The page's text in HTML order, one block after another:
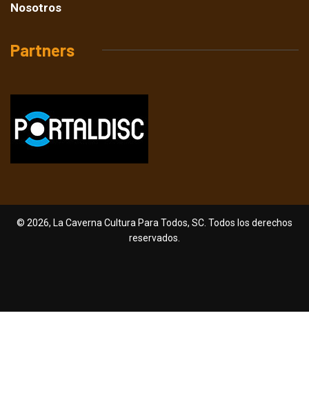
Nosotros
Partners
© 2026, La Caverna Cultura Para Todos, SC. Todos los derechos
reservados.